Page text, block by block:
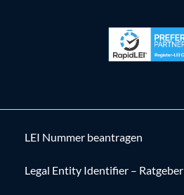
LEI Nummer beantragen
Legal Entity Identifier – Ratgeber